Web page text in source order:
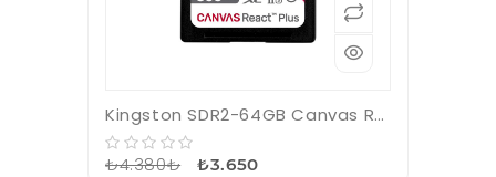
Kingston SDR2-64GB Canvas React Plus SDXC UHS-II 300R-260W U3 V90 for Full HD-4K-8K Hafıza Kartı
₺4.380₺ ₺3.650